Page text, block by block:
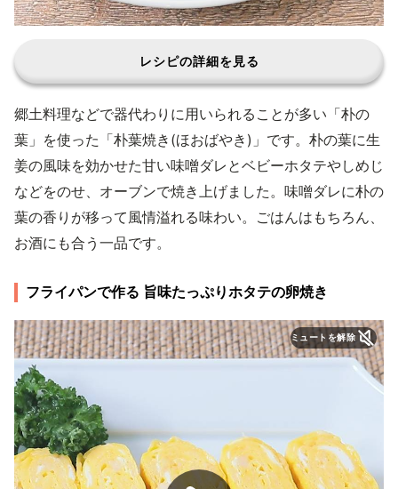
レシピの詳細を見る
郷土料理などで器代わりに用いられることが多い「朴の
葉」を使った「朴葉焼き(ほおばやき)」です。朴の葉に生
姜の風味を効かせた甘い味噌ダレとベビーホタテやしめじ
などをのせ、オーブンで焼き上げました。味噌ダレに朴の
葉の香りが移って風情溢れる味わい。ごはんはもちろん、
お酒にも合う一品です。
フライパンで作る 旨味たっぷりホタテの卵焼き
ミュートを解除